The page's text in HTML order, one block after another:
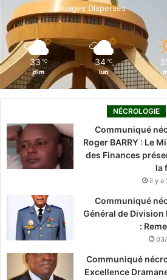
k
n
Nuages Dispersés
33 ℃
dim
34 ℃
lun
NÉCROLOGIE
Communiqué
Roger BARRY : Le
des Finances
la
il y a
Communiqué
Général de Division
:
Communiqué
Excellence